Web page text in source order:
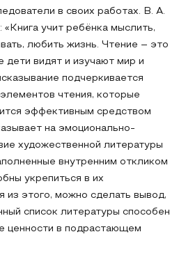
в своих работах. В. А.
учит ребёнка мыслить,
любить жизнь. Чтение – это
видят и изучают мир и
подчеркивается
чтения, которые
эффективным средством
на эмоционально-
художественной литературы
внутренним откликом
укрепиться в их
из этого, можно сделать вывод,
список литературы способен
ценности в подрастающем